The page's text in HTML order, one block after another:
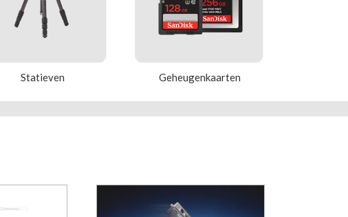
Statieven Geheugenkaarten